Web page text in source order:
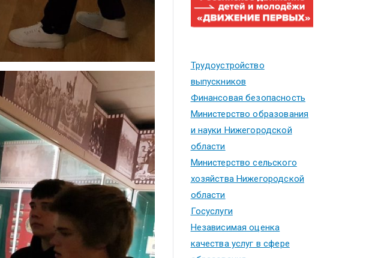
Трудоустройство
выпускников
Финансовая безопасность
Министерство образования
и науки Нижегородской
области
Министерство сельского
хозяйства Нижегородской
области
Госуслуги
Независимая оценка
качества услуг в сфере